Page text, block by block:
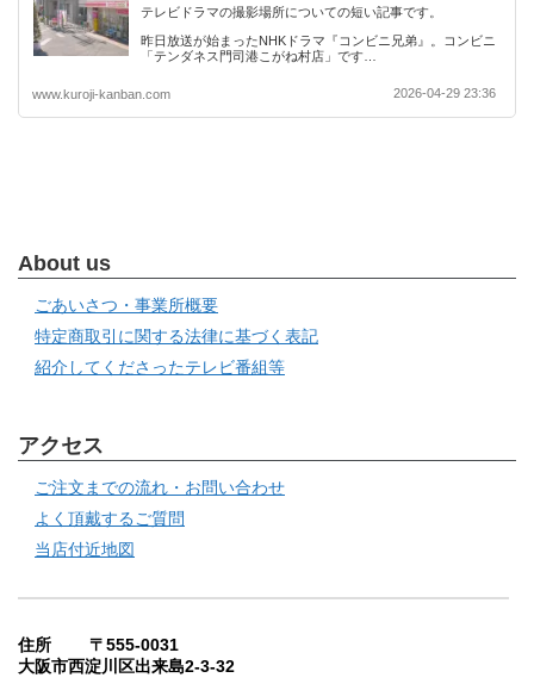
テレビドラマの撮影場所についての短い記事です。
昨日放送が始まったNHKドラマ『コンビニ兄弟』。コンビニ
「テンダネス門司港こがね村店」です…
www.kuroji-kanban.com 2026-04-29 23:36
About us
ごあいさつ・事業所概要
特定商取引に関する法律に基づく表記
紹介してくださったテレビ番組等
アクセス
ご注文までの流れ・お問い合わせ
よく頂戴するご質問
当店付近地図
住所 〒555-0031
大阪市西淀川区出来島2-3-32